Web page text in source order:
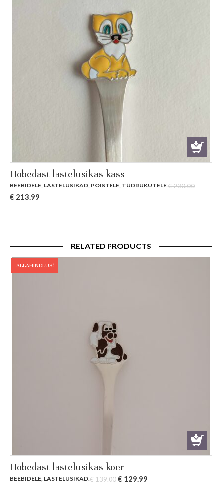
Hõbedast lastelusikas kass
BEEBIDELE, LASTELUSIKAD, POISTELE, TÜDRUKUTELE.€230.00
Original
€ 213.99
RELATED PRODUCTS
ALLAHINDLUS!
Hõbedast lastelusikas koer
BEEBIDELE LASTELUSIKAD.€139.00Original
€ 129.99